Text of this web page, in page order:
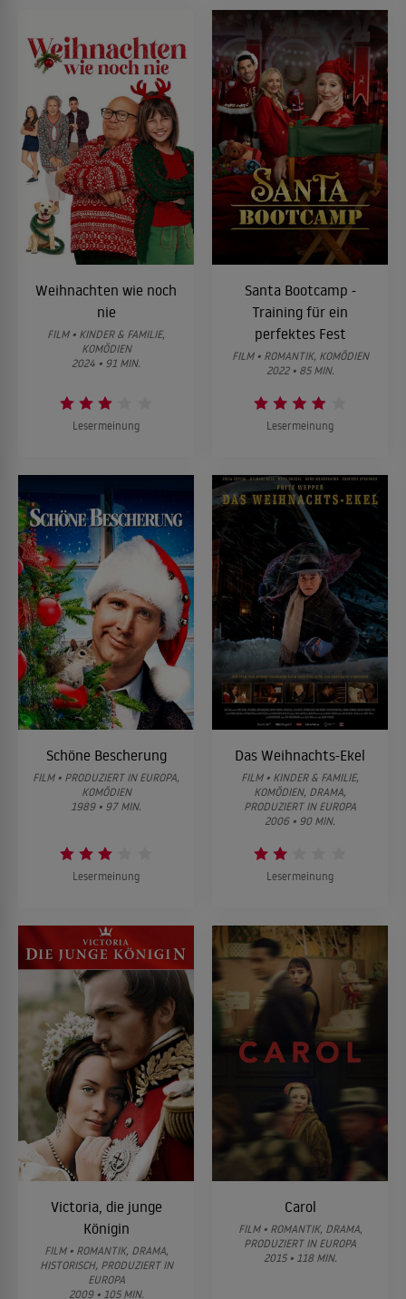
Weihnachten wie noch
nie
FILM • KINDER & FAMILIE,
KOMÖDIEN
2024 • 91 MIN.
Lesermeinung
Santa Bootcamp -
Training für ein
perfektes Fest
FILM • ROMANTIK, KOMÖDIEN
2022 • 85 MIN.
Lesermeinung
Schöne Bescherung
FILM • PRODUZIERT IN EUROPA,
KOMÖDIEN
1989 • 97 MIN.
Lesermeinung
Das Weihnachts-Ekel
FILM • KINDER & FAMILIE,
KOMÖDIEN, DRAMA,
PRODUZIERT IN EUROPA
2006 • 90 MIN.
Lesermeinung
Victoria, die junge
Königin
FILM • ROMANTIK, DRAMA,
HISTORISCH, PRODUZIERT IN
EUROPA
2009 • 105 MIN.
Carol
FILM • ROMANTIK, DRAMA,
PRODUZIERT IN EUROPA
2015 • 118 MIN.